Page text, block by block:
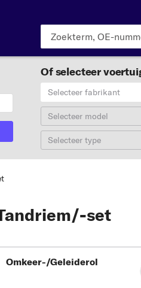
Of selecteer
Selecteer fabrikant
Selecteer model
Selecteer type
set
Omkeer-/Geleiderol